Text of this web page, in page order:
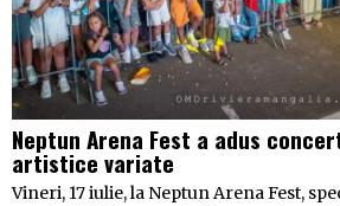
Neptun Arena Fest a adus
artistice variate
Vineri, 17 iulie, la Neptun Arena Fest,